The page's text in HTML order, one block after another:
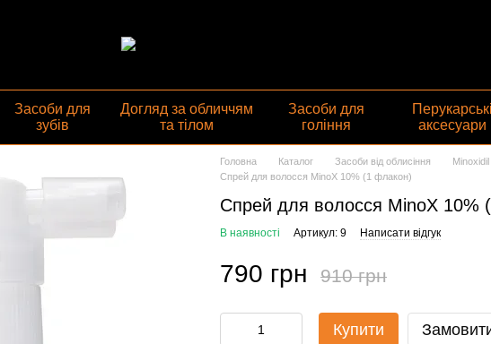
Засоби для
зубів
Догляд за обличчям
та тілом
Засоби для
гоління
Перукарські
аксесуари
Головна Каталог Засоби від облисіння
Cпрей для волосся MinoX 10% (1 флакон)
Cпрей для волосся MinoX 10%
В наявності Артикул: 9 Написати відгук
790 грн 910 грн
Купити